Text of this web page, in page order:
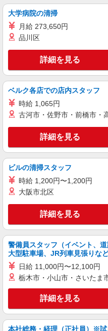
茨城県
キープ
株式会社テクノ・サービス/お仕
時給1430
茨城県筑
キープ
派遣社員
株式会社テクノ・サービス/お仕
時給1400
茨城県筑
キープ
大学病院の清掃
月給 273,650円
品川区
詳細を見る
ベルク各店での店内スタッフ
時給 1,065円
古河市・佐野市・前橋市・
詳細を見る
ビルの清掃スタッフ
時給 1,200円〜1,200円
大阪市北区
詳細を見る
警備員スタッフ（イベント、道
大型駐車場、JR列車見張りなど
日給 11,000円〜12,100円
栃木市・小山市・さいたま
詳細を見る
本社総務・経理（正社員）※試